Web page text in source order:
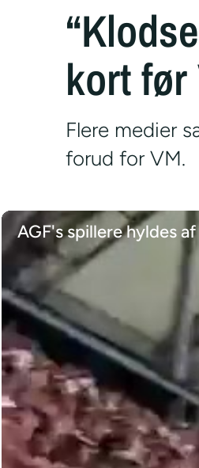
kort før
Flere medier
forud for VM.
AGF's spillere hyldes